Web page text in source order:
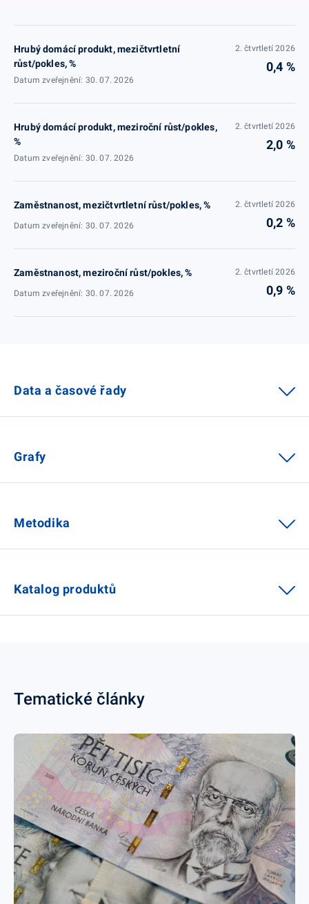
Hrubý domácí produkt, mezičtvrtletní
růst/pokles, %
Datum zveřejnění: 30. 07. 2026
2. čtvrtletí 2026
0,4 %
Hrubý domácí produkt, meziroční růst/pokles,
%
Datum zveřejnění: 30. 07. 2026
2. čtvrtletí 2026
2,0 %
Zaměstnanost, mezičtvrtletní růst/pokles, %
Datum zveřejnění: 30. 07. 2026
2. čtvrtletí 2026
0,2 %
Zaměstnanost, meziroční růst/pokles, %
Datum zveřejnění: 30. 07. 2026
2. čtvrtletí 2026
0,9 %
Data a časové řady
Grafy
Metodika
Katalog produktů
Tematické články